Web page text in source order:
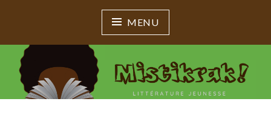
MENU
MISTIKRAK !
Littérature jeunesse